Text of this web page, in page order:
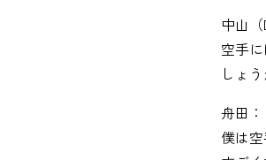
中山
空手
しょ
舟田：
僕は